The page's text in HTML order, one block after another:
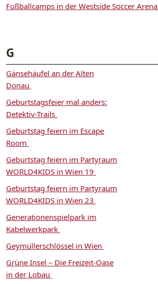
Fußballcamps in der Westside Soccer Arena
G
Gänsehäufel an der Alten
Donau
Geburtstagsfeier mal anders:
Detektiv-Trails
Geburtstag feiern im Escape
Room
Geburtstag feiern im Partyraum
WORLD4KIDS in Wien 19
Geburtstag feiern im Partyraum
WORLD4KIDS in Wien 23
Generationenspielpark im
Kabelwerkpark
Geymüllerschlössel in Wien
Grüne Insel – Die Freizeit-Oase
in der Lobau